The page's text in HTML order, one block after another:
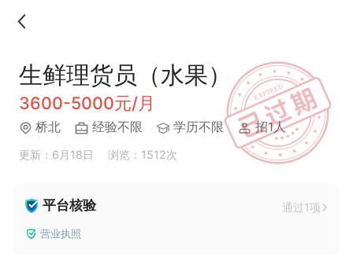
生鲜理货员（水果）
3600-5000元/月
桥北 经验不限 学历不限 招1人
更新：6月18日 浏览：1512次
平台核验 通过1项
营业执照